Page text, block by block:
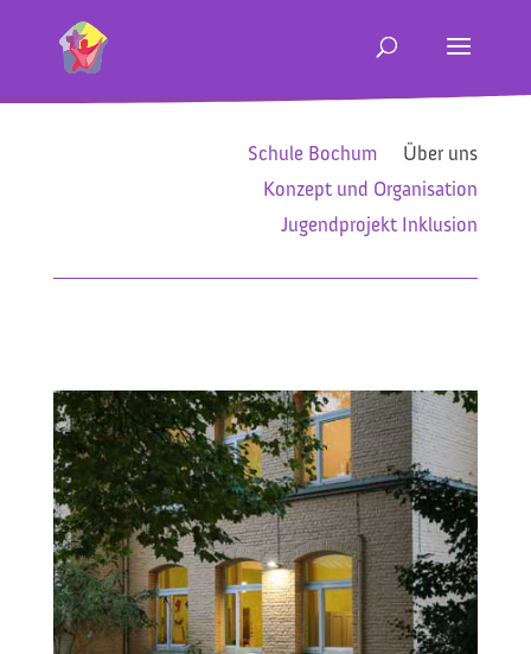
Schule Bochum
Über uns
Konzept und Organisation
Jugendprojekt Inklusion